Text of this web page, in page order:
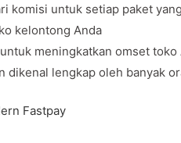
komisi untuk setiap paket
kelontong Anda
meningkatkan omset toko
dikenal lengkap oleh banyak
Fastpay